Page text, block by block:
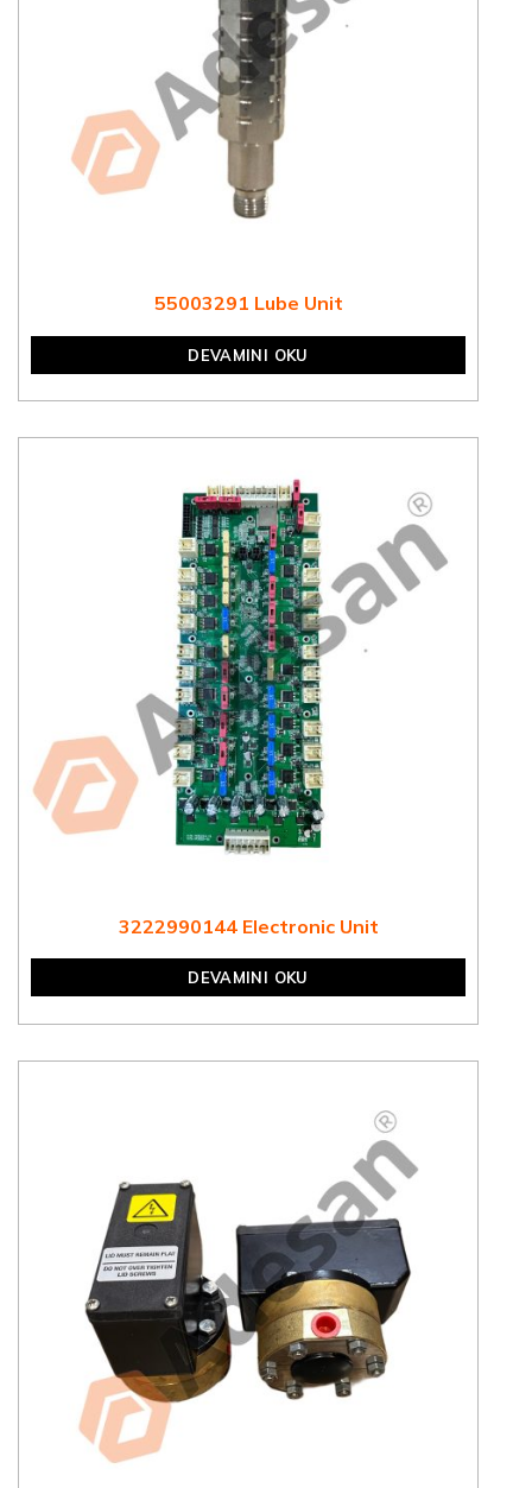
55003291 Lube Unit
DEVAMINI OKU
3222990144 Electronic Unit
DEVAMINI OKU